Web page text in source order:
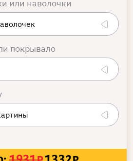
или наволочки
покрывало